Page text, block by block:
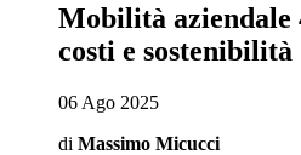
Mobilità aziendale
costi e sostenibilità
06 Ago 2025
di Massimo Micucci